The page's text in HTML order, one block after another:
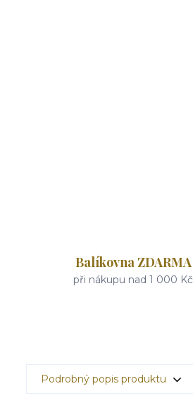
Balíkovna ZDARMA
při nákupu nad 1 000 Kč
Podrobný popis produktu